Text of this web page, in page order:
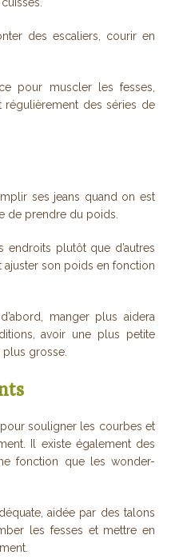
des escaliers, courir en
pour muscler les fesses,
régulièrement des séries de
ses jeans quand on est
de prendre du poids.
endroits plutôt que d’autres
son poids en fonction
manger plus aidera
avoir une plus petite
grosse.
souligner les courbes et
Il existe également des
fonction que les wonder-
aidée par des talons
les fesses et mettre en